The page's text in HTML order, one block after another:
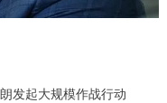
发起大规模作战行动